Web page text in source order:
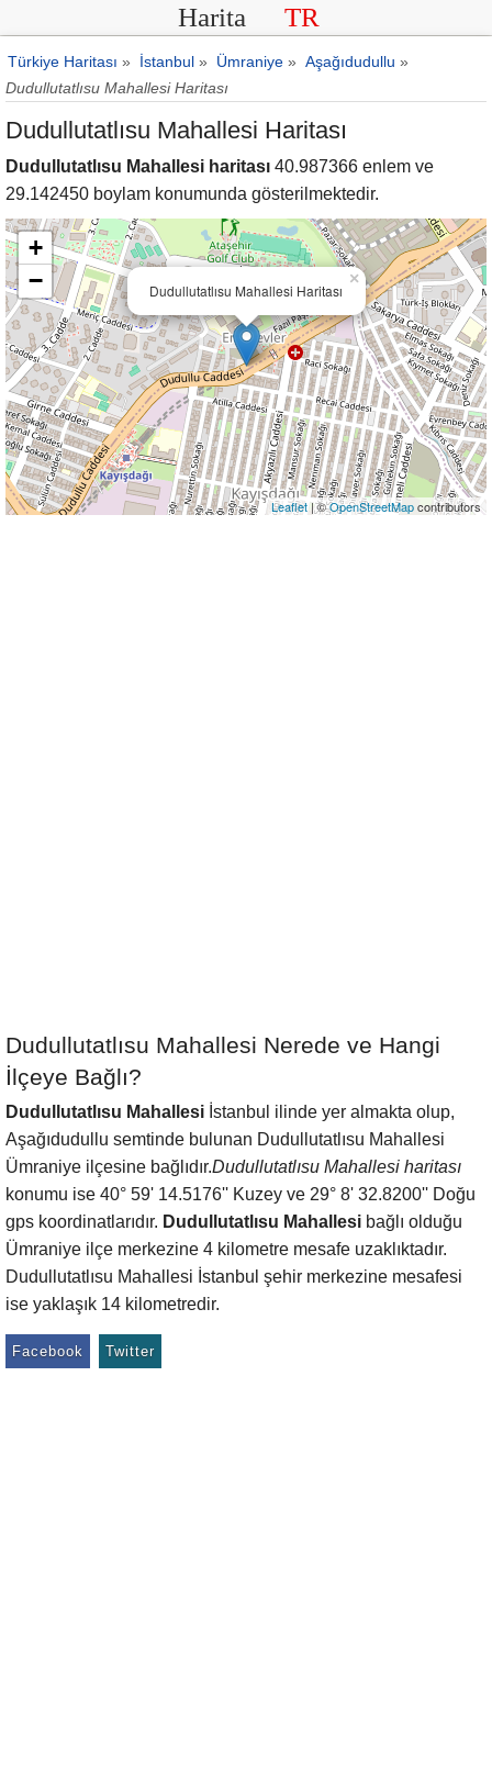
Harita TR
Türkiye Haritası » İstanbul » Ümraniye » Aşağıdudullu »
Dudullutatlısu Mahallesi Haritası
Dudullutatlısu Mahallesi Haritası
Dudullutatlısu Mahallesi haritası 40.987366 enlem ve
29.142450 boylam konumunda gösterilmektedir.
Dudullutatlısu Mahallesi Haritası
×
+
−
Leaflet | ©OpenStreetMapcontributors
Dudullutatlısu Mahallesi Nerede ve Hangi
İlçeye Bağlı?
Dudullutatlısu Mahallesi İstanbul ilinde yer almakta olup,
Aşağıdudullu semtinde bulunan Dudullutatlısu Mahallesi
Ümraniye ilçesine bağlıdır.Dudullutatlısu Mahallesi haritası
konumu ise 40° 59' 14.5176'' Kuzey ve 29° 8' 32.8200'' Doğu
gps koordinatlarıdır. Dudullutatlısu Mahallesi bağlı olduğu
Ümraniye ilçe merkezine 4 kilometre mesafe uzaklıktadır.
Dudullutatlısu Mahallesi İstanbul şehir merkezine mesafesi
ise yaklaşık 14 kilometredir.
Facebook Twitter